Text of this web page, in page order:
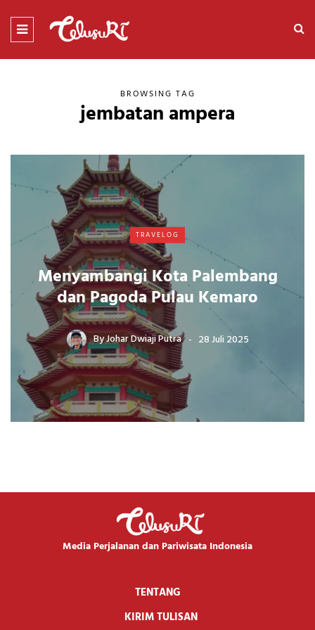
BROWSING TAG
jembatan ampera
TRAVELOG
Menyambangi Kota Palembang
dan Pagoda Pulau Kemaro
ByJohar Dwiaji Putra 28 Juli 2025
Media Perjalanan dan Pariwisata Indonesia
TENTANG
KIRIM TULISAN